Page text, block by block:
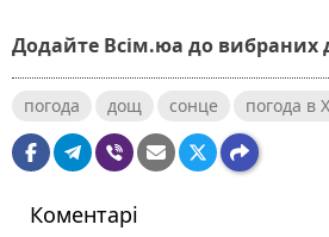
Додайте Всім.юа до вибраних
погода дощ сонце погода в
Коментарі